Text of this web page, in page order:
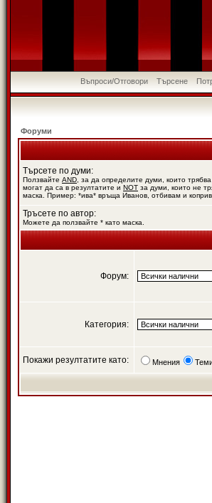
Въпроси/Отговори Търсене
Форуми
Търсете по думи:
Ползвайте AND , за да определите думи, които
могат да са в резултатите и NOT за думи, които не
маска. Пример: *ива* връща Иванов, отбивам и
Тръсете по автор:
Можете да ползвайте * като маска.
Форум:
Категория:
Покажи резултатите като: Мнения